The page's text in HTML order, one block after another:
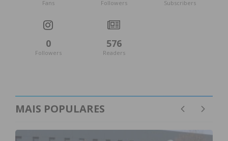
Fans Followers Subscribers
0
Followers
576
Readers
MAIS POPULARES